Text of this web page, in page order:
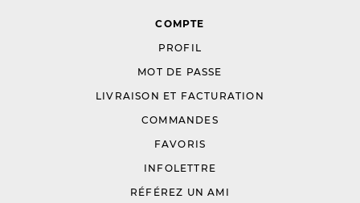
COMPTE
PROFIL
MOT DE PASSE
LIVRAISON ET FACTURATION
COMMANDES
FAVORIS
INFOLETTRE
RÉFÉREZ UN AMI